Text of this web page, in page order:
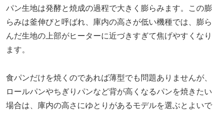
パン生地は発酵と焼成の過程で大きく膨らみます。この膨
らみは釜伸びと呼ばれ、庫内の高さが低い機種では、膨ら
んだ生地の上部がヒーターに近づきすぎて焦げやすくなり
ます。
食パンだけを焼くのであれば薄型でも問題ありませんが、
ロールパンやちぎりパンなど背が高くなるパンを焼きたい
場合は、庫内の高さにゆとりがあるモデルを選ぶとよいで